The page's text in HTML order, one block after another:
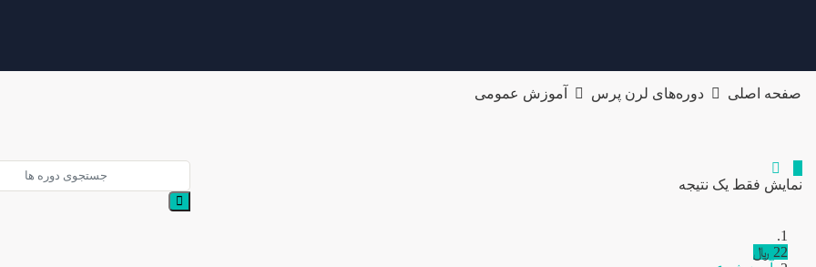
صفحه اصلی دوره‌های لرن پرس آموزش عمومی
نمایش فقط یک نتیجه
22 ﷼